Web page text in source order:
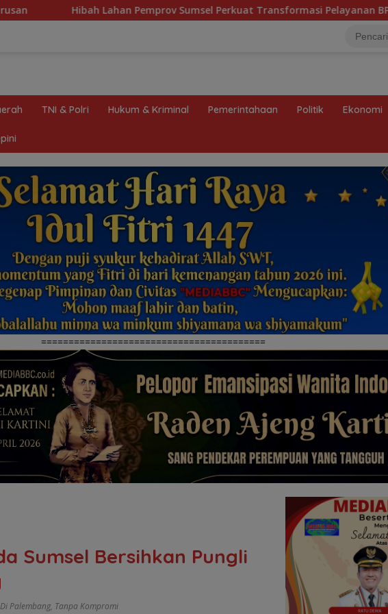
Sumsel Perkuat Transformasi Pelayanan BPKB Polda Sumsel
TNI & Polri Hukum & Kriminal Pemerintahaan Politik Ekonomi
=========================================
Sumsel Bersihkan Pungli
Palembang, Tanpa Kompromi